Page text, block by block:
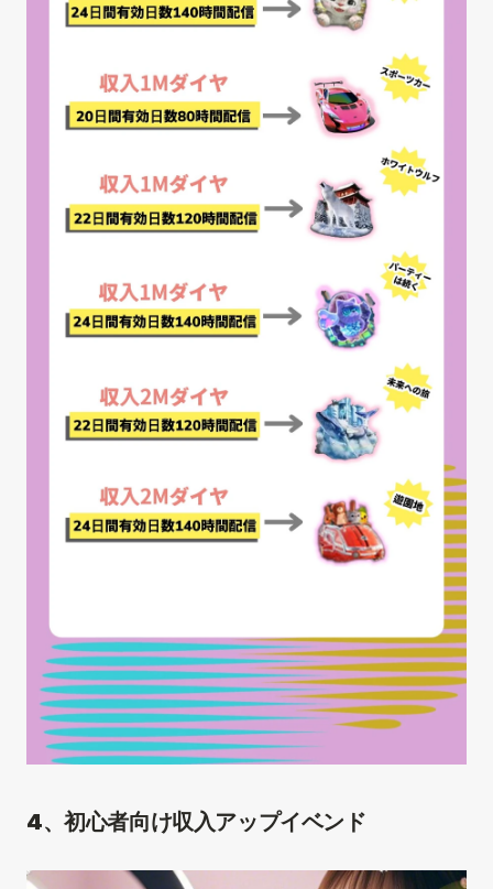
4、初心者向け収入アップイベンド